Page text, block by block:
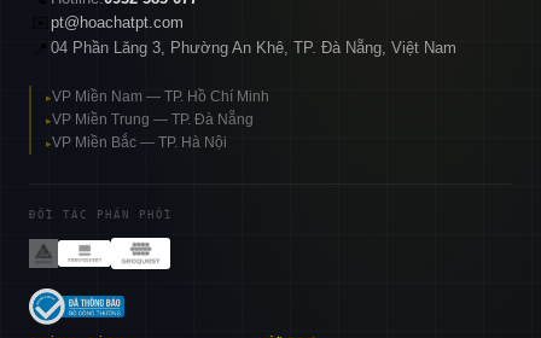
pt@hoachatpt.com
04 Phần Lăng 3, Phường An Khê, TP. Đà Nẵng, Việt Nam
▸VP Miền Nam — TP. Hồ Chí Minh
▸VP Miền Trung — TP. Đà Nẵng
▸VP Miền Bắc — TP. Hà Nội
ĐỐI TÁC PHÂN PHỐI